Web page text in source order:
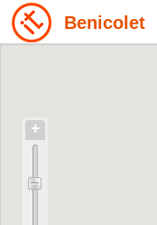
Benicolet
+